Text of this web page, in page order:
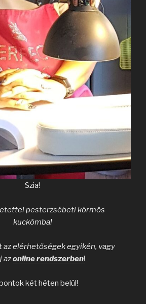
Szia!
pesterzsébeti körmös
kuckómba!
elérhetőségek egyikén, vagy
azonline rendszerben!
két héten belül!